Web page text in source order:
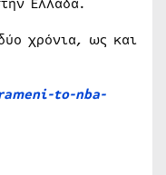
χρόνια, ως και
to-nba-